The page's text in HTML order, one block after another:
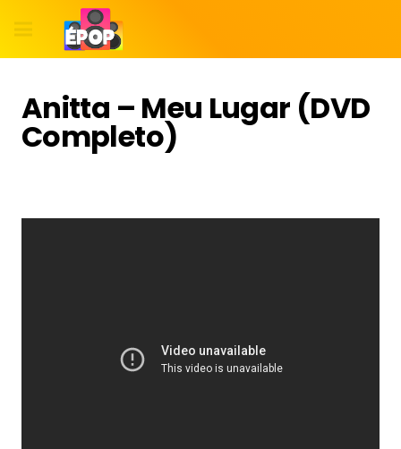
Anitta – Meu Lugar (DVD
Completo)